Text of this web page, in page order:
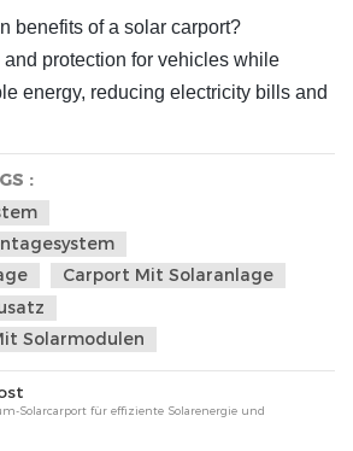
benefits of a solar carport?
protection for vehicles while
energy, reducing electricity bills and
:
Carport Mit Solaranlage
Solarmodulen
Solarcarport für effiziente Solarenergie und